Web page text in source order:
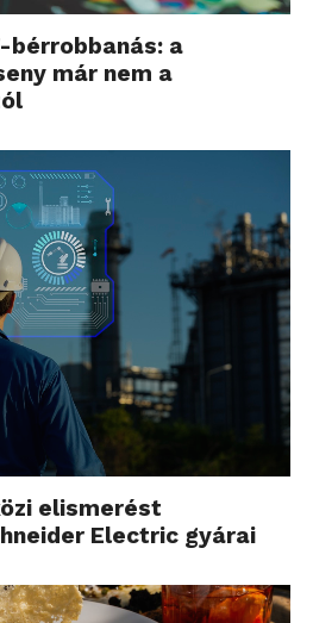
bérrobbanás: a
már nem a
elismerést
Electric gyárai